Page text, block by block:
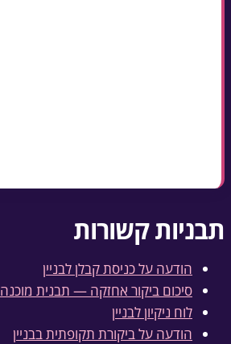
תבניות קשורות
הודעה על כניסת קבלן לבניין
סיכום ביקור אחזקה — תבנית מוכנה
לוח ניקיון לבניין
הודעה על ביקורת תקופתית בבניין